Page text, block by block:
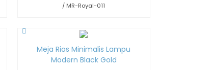
/ MR-Royal-011
Meja Rias Minimalis Lampu
Modern Black Gold